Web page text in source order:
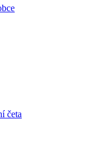
četa